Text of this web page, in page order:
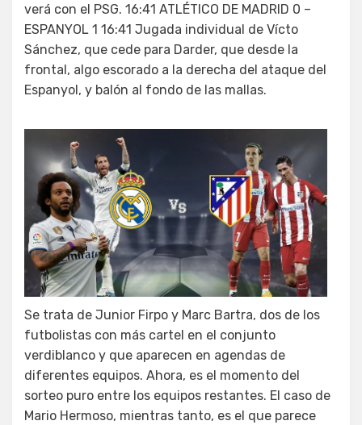
verá con el PSG. 16:41 ATLÉTICO DE MADRID 0 –
ESPANYOL 1 16:41 Jugada individual de Vícto
Sánchez, que cede para Darder, que desde la
frontal, algo escorado a la derecha del ataque del
Espanyol, y balón al fondo de las mallas.
Se trata de Junior Firpo y Marc Bartra, dos de los
futbolistas con más cartel en el conjunto
verdiblanco y que aparecen en agendas de
diferentes equipos. Ahora, es el momento del
sorteo puro entre los equipos restantes. El caso de
Mario Hermoso, mientras tanto, es el que parece